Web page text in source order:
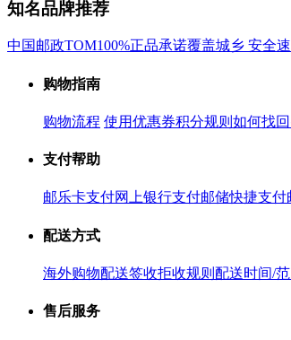
知名品牌推荐
中国邮政TOM100%正品承诺覆盖城乡 安全
购物指南
购物流程 使用优惠券积分规则 如何找
支付帮助
邮乐卡支付网上银行支付邮储快捷支付
配送方式
海外购物配送签收拒收规则 配送时间/
售后服务